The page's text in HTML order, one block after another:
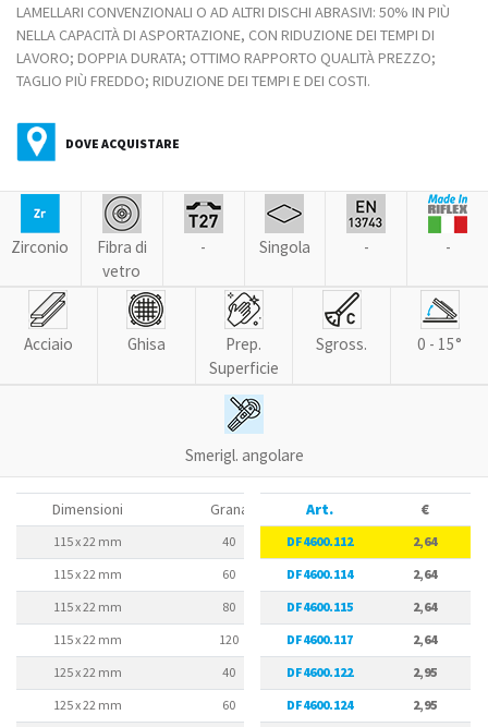
LAMELLARI CONVENZIONALI O AD ALTRI DISCHI ABRASIVI: 50% IN PIÙ
NELLA CAPACITÀ DI ASPORTAZIONE, CON RIDUZIONE DEI TEMPI DI
LAVORO; DOPPIA DURATA; OTTIMO RAPPORTO QUALITÀ PREZZO;
TAGLIO PIÙ FREDDO; RIDUZIONE DEI TEMPI E DEI COSTI.
DOVE ACQUISTARE
Zirconio
Fibra di
vetro
- Singola - -
Acciaio Ghisa
Prep.
Superficie
Sgross. 0 - 15°
Smerigl. angolare
Dimensioni Grana
115 x 22 mm 40
115 x 22 mm
60
115 x 22 mm
80
115 x 22 mm
120
125 x 22 mm
40
125 x 22 mm
60
Art. €
DF4600.112
2,64
DF4600.114
2,64
DF4600.115
2,64
DF4600.117
2,64
DF4600.122
2,95
DF4600.124
2,95